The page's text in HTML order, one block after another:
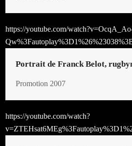
https://youtube.com/
Portrait de Franck Belot,
Promotion 2007
https://youtube.com/watch?